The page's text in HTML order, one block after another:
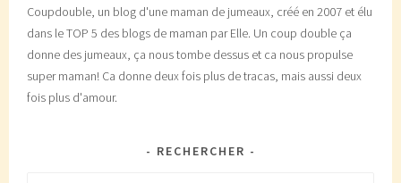
Coupdouble, un blog d'une maman de jumeaux, créé en 2007 et élu
dans le TOP 5 des blogs de maman par Elle. Un coup double ça
donne des jumeaux, ça nous tombe dessus et ca nous propulse
super maman! Ca donne deux fois plus de tracas, mais aussi deux
fois plus d'amour.
RECHERCHER